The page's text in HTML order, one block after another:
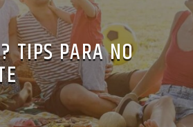
TIPS PARA NO